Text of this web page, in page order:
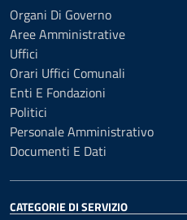
Organi Di Governo
Aree Amministrative
Uffici
Orari Uffici Comunali
Enti E Fondazioni
Politici
Personale Amministrativo
Documenti E Dati
CATEGORIE DI SERVIZIO